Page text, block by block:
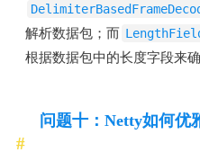
解析数据包；而
根据数据包中的长度字段来
问题十：Netty如何优